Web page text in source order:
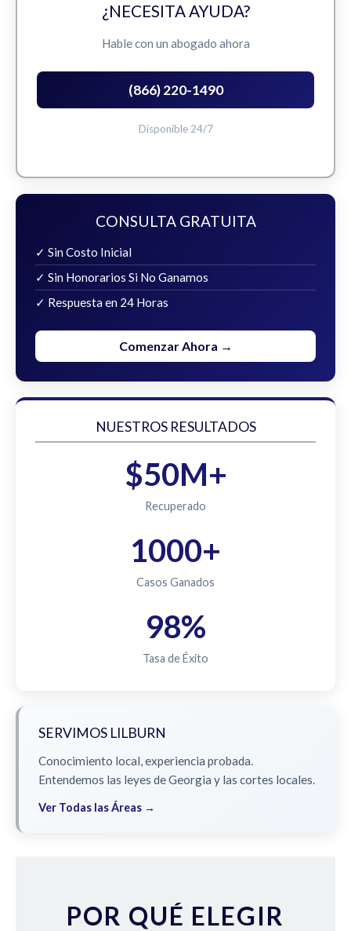
¿NECESITA AYUDA?
Hable con un abogado ahora
(866) 220-1490
Disponible 24/7
CONSULTA GRATUITA
✓ Sin Costo Inicial
✓ Sin Honorarios Si No Ganamos
✓ Respuesta en 24 Horas
Comenzar Ahora →
NUESTROS RESULTADOS
$50M+
Recuperado
1000+
Casos Ganados
98%
Tasa de Éxito
SERVIMOS LILBURN
Conocimiento local, experiencia probada.
Entendemos las leyes de Georgia y las cortes locales.
Ver Todas las Áreas →
POR QUÉ ELEGIR